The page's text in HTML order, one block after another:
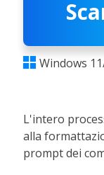
 Windows
L'intero
alla
prompt dei